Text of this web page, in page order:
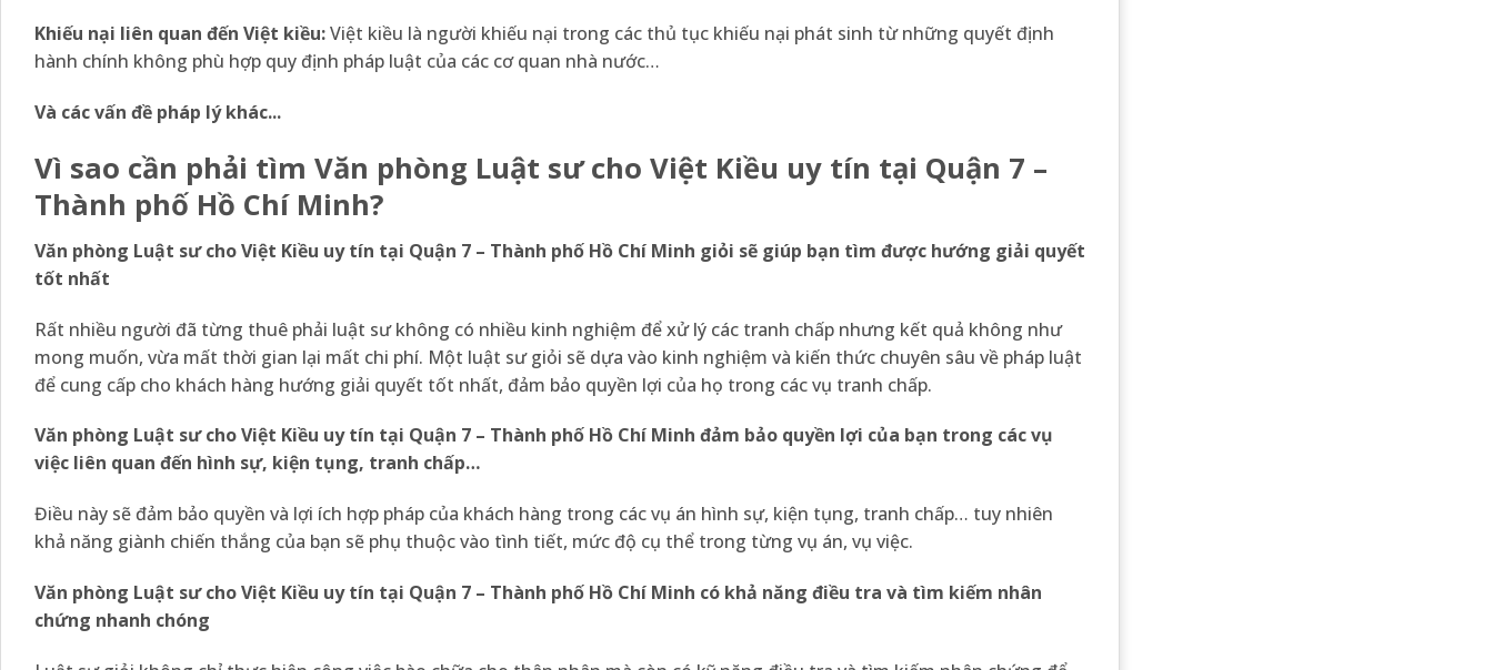
Khiếu nại liên quan đến Việt kiều:Việt kiều là người khiếu nại trong các thủ tục khiếu nại phát sinh từ những quyết định
hành chính không phù hợp quy định pháp luật của các cơ quan nhà nước…
Và các vấn đề pháp lý khác...
Vì sao cần phải tìm Văn phòng Luật sư cho Việt Kiều uy tín tại Quận 7 –
Thành phố Hồ Chí Minh?
Văn phòng Luật sư cho Việt Kiều uy tín tại Quận 7 – Thành phố Hồ Chí Minh giỏi sẽ giúp bạn tìm được hướng giải quyết
tốt nhất
Rất nhiều người đã từng thuê phải luật sư không có nhiều kinh nghiệm để xử lý các tranh chấp nhưng kết quả không như
mong muốn, vừa mất thời gian lại mất chi phí. Một luật sư giỏi sẽ dựa vào kinh nghiệm và kiến thức chuyên sâu về pháp luật
để cung cấp cho khách hàng hướng giải quyết tốt nhất, đảm bảo quyền lợi của họ trong các vụ tranh chấp.
Văn phòng Luật sư cho Việt Kiều uy tín tại Quận 7 – Thành phố Hồ Chí Minh đảm bảo quyền lợi của bạn trong các vụ
việc liên quan đến hình sự, kiện tụng, tranh chấp…
Điều này sẽ đảm bảo quyền và lợi ích hợp pháp của khách hàng trong các vụ án hình sự, kiện tụng, tranh chấp… tuy nhiên
khả năng giành chiến thắng của bạn sẽ phụ thuộc vào tình tiết, mức độ cụ thể trong từng vụ án, vụ việc.
Văn phòng Luật sư cho Việt Kiều uy tín tại Quận 7 – Thành phố Hồ Chí Minh có khả năng điều tra và tìm kiếm nhân
chứng nhanh chóng